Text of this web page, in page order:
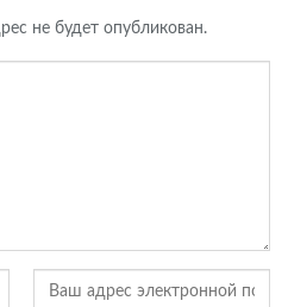
не будет опубликован.